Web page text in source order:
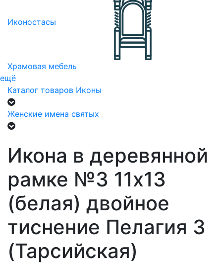
Иконостасы
Храмовая мебель
ещё
Каталог товаров Иконы
Женские имена святых
Икона в деревянной
рамке №3 11х13
(белая) двойное
тиснение Пелагия 3
(Тарсийская)